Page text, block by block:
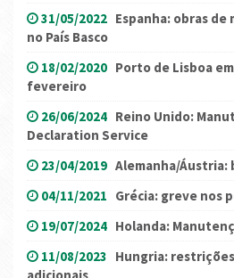
31/05/2022 Espanha: obras de
no País Basco
18/02/2020 Porto de Lisboa
fevereiro
26/06/2024 Reino Unido:
Declaration Service
23/04/2019 Alemanha/
04/11/2021 Grécia: greve nos
19/07/2024 Holanda:
11/08/2023 Hungria:
adicionais